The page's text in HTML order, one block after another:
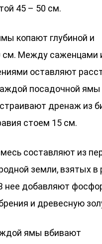
45 – 50 см.
копают глубиной и
см. Между саженцами
оставляют
посадочной ямы
дренаж из
стоем 15 см.
составляют из
земли, взятых в
нее добавляют
и древесную
ямы вбивают